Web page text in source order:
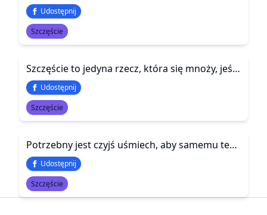
Udostępnij
Szczęście
Szczęście to jedyna rzecz, która się mnoży, jeśli się ją dzieli
Udostępnij
Szczęście
Potrzebny jest czyjś uśmiech, aby samemu też się uśmiechnąć.
Udostępnij
Szczęście